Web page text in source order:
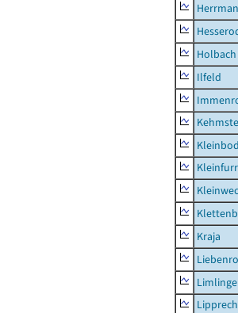
Holbach
Ilfeld
Kraja